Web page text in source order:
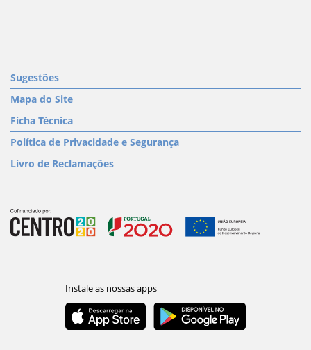
Sugestões
Mapa do Site
Ficha Técnica
Política de Privacidade e Segurança
Livro de Reclamações